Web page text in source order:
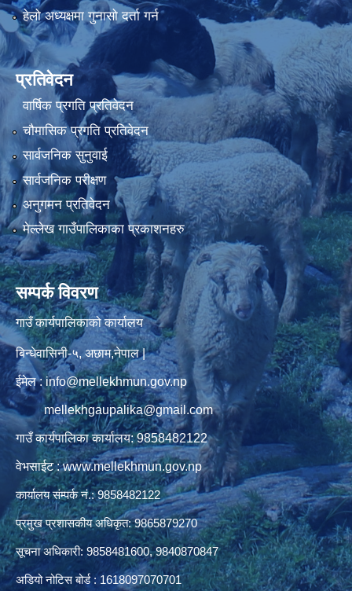
हेलो अध्यक्षमा गुनासो दर्ता गर्न
प्रतिवेदन
वार्षिक प्रगति प्रतिवेदन
चौमासिक प्रगति प्रतिवेदन
सार्वजनिक सुनुवाई
सार्वजनिक परीक्षण
अनुगमन प्रतिवेदन
मेल्लेख गाउँपालिकाका प्रकाशनहरु
सम्पर्क विवरण
गाउँ कार्यपालिकाको कार्यालय
बिन्धेवासिनी-५, अछाम,नेपाल |
ईमेल : info@mellekhmun.gov.np
mellekhgaupalika@gmail.com
गाउँ कार्यपालिका कार्यालय: 9858482122
वेभसाईट : www.mellekhmun.gov.np
कार्यालय संम्पर्क नं.: 9858482122
प्रमुख प्रशासकीय अधिकृत: 9865879270
सूचना अधिकारी: 9858481600, 9840870847
अडियो नोटिस बोर्ड : 1618097070701